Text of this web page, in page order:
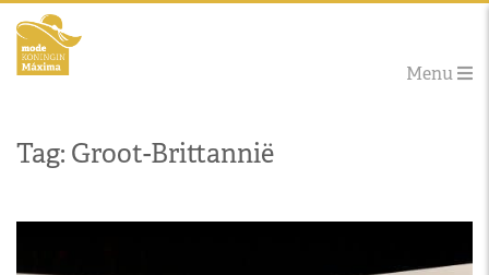
Menu
Tag: Groot-Brittannië